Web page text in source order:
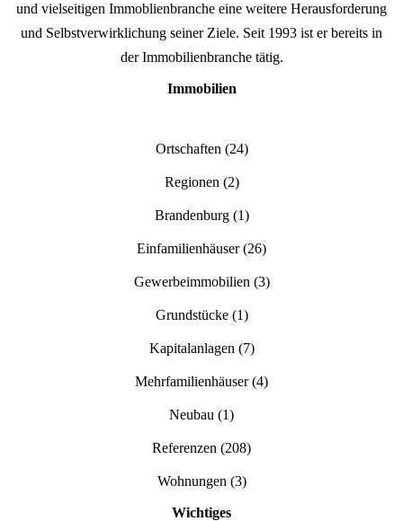
und vielseitigen Immoblienbranche eine weitere Herausforderung
und Selbstverwirklichung seiner Ziele. Seit 1993 ist er bereits in
der Immobilienbranche tätig.
Immobilien
Ortschaften (24)
Regionen (2)
Brandenburg(1)
Einfamilienhäuser(26)
Gewerbeimmobilien (3)
Grundstücke(1)
Kapitalanlagen (7)
Mehrfamilienhäuser(4)
Neubau (1)
Referenzen (208)
Wohnungen (3)
Wichtiges